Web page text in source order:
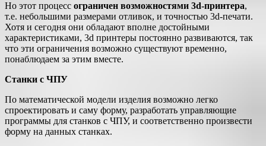
Но этот процесс ограничен возможностями 3d-принтера,
т.е. небольшими размерами отливок, и точностью 3d-печати.
Хотя и сегодня они обладают вполне достойными
характеристиками, 3d принтеры постоянно развиваются, так
что эти ограничения возможно существуют временно,
понаблюдаем за этим вместе.
Станки с ЧПУ
По математической модели изделия возможно легко
спроектировать и саму форму, разработать управляющие
программы для станков с ЧПУ, и соответственно произвести
форму на данных станках.